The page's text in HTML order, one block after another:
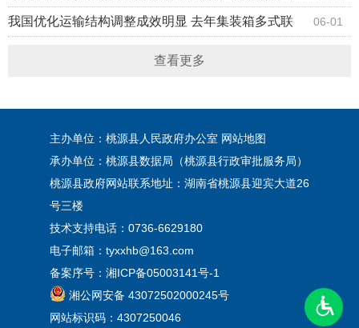
作汇报 审议通过《实施就业优先战略“十五五”规划》 06-01
我国优化运输结构调整成效明显 去年集装箱多式联
查看更多
主办单位：桃源县人民政府办公室 网站地图
承办单位：桃源县数据局（桃源县行政审批服务局）
桃源县政府网站联系地址：湖南省桃源县迎宾大道26
号三楼
技术支持电话：0736-6629180
电子邮箱：tyxxhb@163.com
备案序号： 湘ICP备05003141号-1
湘公网安备 43072502000245号
网站标识码：4307250046